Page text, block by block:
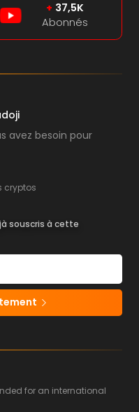
+ 37,5K
Abonnés
avez besoin pour
cryptos
souscris à cette
for an international